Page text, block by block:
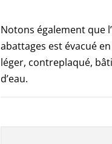
Notons également que
abattages est évacué
léger, contreplaqué,
d’eau.